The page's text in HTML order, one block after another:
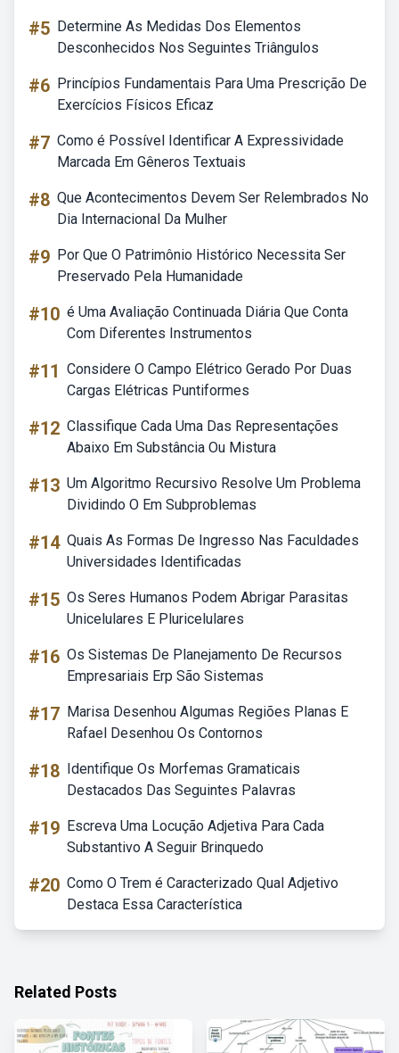
#5 Determine As Medidas Dos Elementos
Desconhecidos Nos Seguintes Triângulos
#6 Princípios Fundamentais Para Uma Prescrição De
Exercícios Físicos Eficaz
#7 Como é Possível Identificar A Expressividade
Marcada Em Gêneros Textuais
#8 Que Acontecimentos Devem Ser Relembrados No
Dia Internacional Da Mulher
#9 Por Que O Patrimônio Histórico Necessita Ser
Preservado Pela Humanidade
#10 é Uma Avaliação Continuada Diária Que Conta
Com Diferentes Instrumentos
#11 Considere O Campo Elétrico Gerado Por Duas
Cargas Elétricas Puntiformes
#12 Classifique Cada Uma Das Representações
Abaixo Em Substância Ou Mistura
#13 Um Algoritmo Recursivo Resolve Um Problema
Dividindo O Em Subproblemas
#14 Quais As Formas De Ingresso Nas Faculdades
Universidades Identificadas
#15 Os Seres Humanos Podem Abrigar Parasitas
Unicelulares E Pluricelulares
#16 Os Sistemas De Planejamento De Recursos
Empresariais Erp São Sistemas
#17 Marisa Desenhou Algumas Regiões Planas E
Rafael Desenhou Os Contornos
#18 Identifique Os Morfemas Gramaticais
Destacados Das Seguintes Palavras
#19 Escreva Uma Locução Adjetiva Para Cada
Substantivo A Seguir Brinquedo
#20 Como O Trem é Caracterizado Qual Adjetivo
Destaca Essa Característica
Related Posts